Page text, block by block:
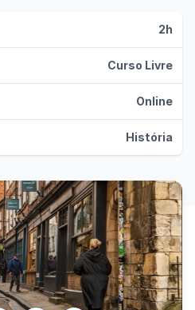
2h
Curso Livre
Online
História